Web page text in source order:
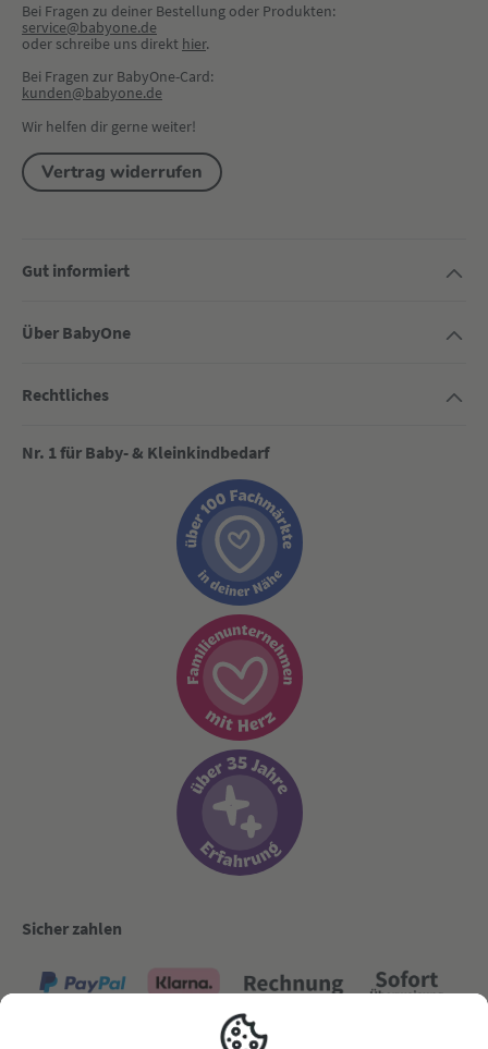
Bei Fragen zu deiner Bestellung oder Produkten:
service@babyone.de
oder schreibe uns direkt hier.
Bei Fragen zur BabyOne-Card:
kunden@babyone.de
Wir helfen dir gerne weiter!
Vertrag widerrufen
Gut informiert
Über BabyOne
Rechtliches
Nr. 1 für Baby- & Kleinkindbedarf
Sicher zahlen